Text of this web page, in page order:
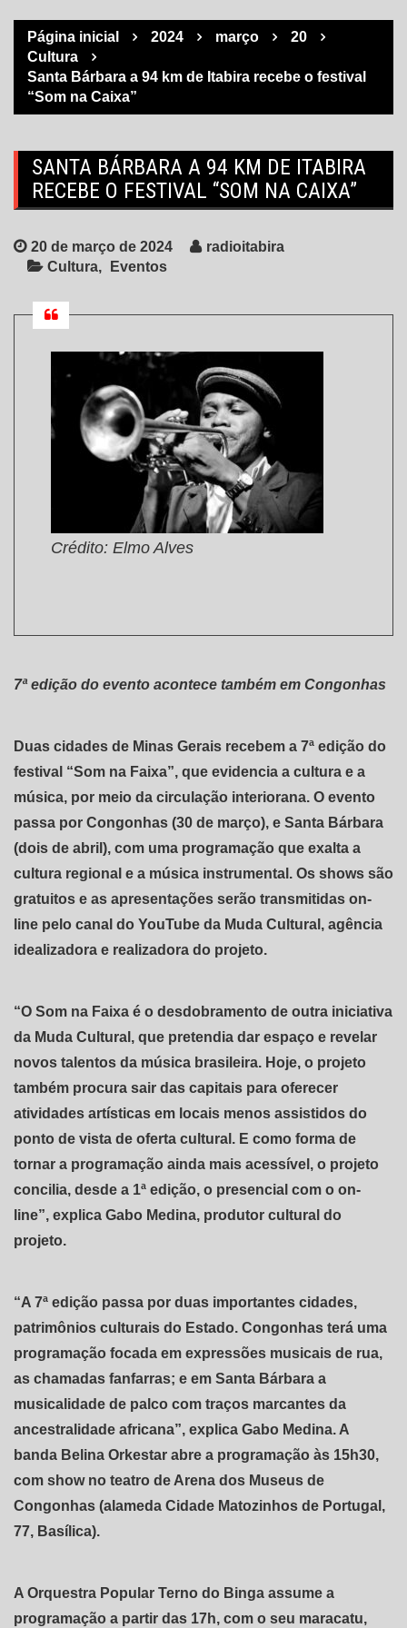
Página inicial 2024 março
20
Cultura
Santa Bárbara a 94 km de Itabira recebe o festival
“Som na Caixa”
SANTA BÁRBARA A 94 KM DE ITABIRA
RECEBE O FESTIVAL “SOM NA CAIXA”
20 de março de 2024
radioitabira
Cultura
Eventos
Crédito: Elmo Alves
7ª edição do evento acontece também em Congonhas
Duas cidades de Minas Gerais recebem a 7ª edição do
festival “Som na Faixa”, que evidencia a cultura e a
música, por meio da circulação interiorana. O evento
passa por Congonhas (30 de março), e Santa Bárbara
(dois de abril), com uma programação que exalta a
cultura regional e a música instrumental. Os shows são
gratuitos e as apresentações serão transmitidas on-
line pelo canal do YouTube da Muda Cultural, agência
idealizadora e realizadora do projeto.
“O Som na Faixa é o desdobramento de outra iniciativa
da Muda Cultural, que pretendia dar espaço e revelar
novos talentos da música brasileira. Hoje, o projeto
também procura sair das capitais para oferecer
atividades artísticas em locais menos assistidos do
ponto de vista de oferta cultural. E como forma de
tornar a programação ainda mais acessível, o projeto
concilia, desde a 1ª edição, o presencial com o on-
line”, explica Gabo Medina, produtor cultural do
projeto.
“A 7ª edição passa por duas importantes cidades,
patrimônios culturais do Estado. Congonhas terá uma
programação focada em expressões musicais de rua,
as chamadas fanfarras; e em Santa Bárbara a
musicalidade de palco com traços marcantes da
ancestralidade africana”, explica Gabo Medina. A
banda Belina Orkestar abre a programação às 15h30,
com show no teatro de Arena dos Museus de
Congonhas (alameda Cidade Matozinhos de Portugal,
77, Basílica).
A Orquestra Popular Terno do Binga assume a
programação a partir das 17h, com o seu maracatu,